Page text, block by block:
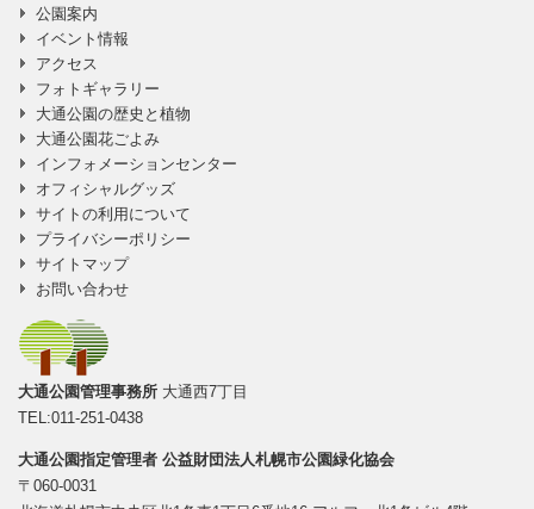
公園案内
イベント情報
アクセス
フォトギャラリー
大通公園の歴史と植物
大通公園花ごよみ
インフォメーションセンター
オフィシャルグッズ
サイトの利用について
プライバシーポリシー
サイトマップ
お問い合わせ
大通公園管理事務所 大通西7丁目
TEL:011-251-0438
大通公園指定管理者 公益財団法人札幌市公園緑化協会
〒060-0031